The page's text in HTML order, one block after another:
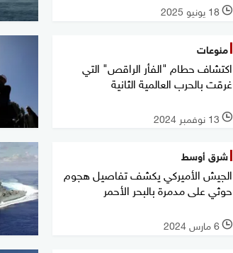
l 18 يونيو 2025
منوعات
اكتشاف حطام "الفأر الراقص" التي
غرقت بالحرب العالمية الثانية
l 13 نوفمبر 2024
شرق أوسط
الجيش الأميركي يكشف تفاصيل هجوم
حوثي على مدمرة بالبحر الأحمر
l 6 مارس 2024